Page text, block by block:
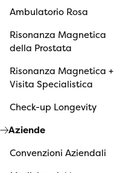
Ambulatorio Rosa
Risonanza Magnetica
della Prostata
Risonanza Magnetica +
Visita Specialistica
Check-up Longevity
Aziende
Convenzioni Aziendali